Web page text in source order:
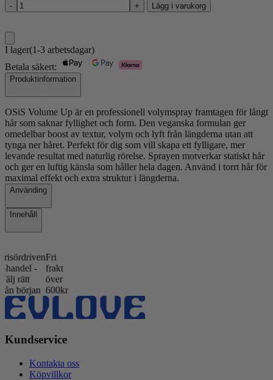
-
OSiS
Up
300ml
mängd
+ Lägg i varukorg
I lager(1-3 arbetsdagar)
Betala säkert:
Produktinformation
OSiS Volume Up är en professionell volymspray framtagen för långt
hår som saknar fyllighet och form. Den veganska formulan ger
omedelbar boost av textur, volym och lyft från längderna utan att
tynga ner håret. Perfekt för dig som vill skapa ett fylligare, mer
levande resultat med naturlig rörelse. Sprayen motverkar statiskt hår
och ger en luftig känsla som håller hela dagen. Använd i torrt hår för
maximal effekt och extra struktur i längderna.
Använding
Innehåll
-
Fri
frakt
över
600kr
Kundservice
Kontakta oss
Köpvillkor